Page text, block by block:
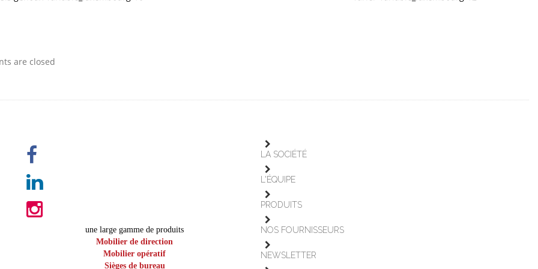
are closed
une large gamme de produits
Mobilier de direction
Mobilier opératif
Sièges de bureau
LA SOCIÉTÉ
L'ÉQUIPE
PRODUITS
NOS FOURNISSEURS
NEWSLETTER